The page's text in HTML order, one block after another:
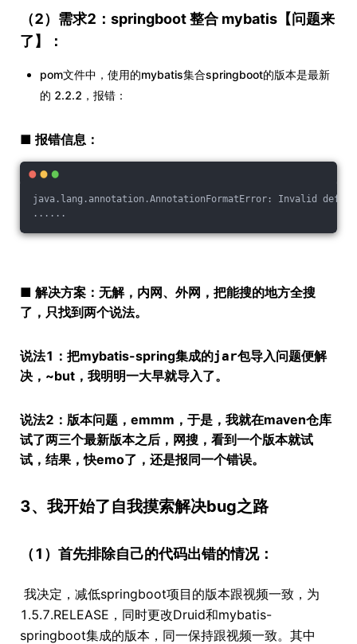
（2）需求2：springboot 整合 mybatis【问题来
了 】：
pom文件中，使用的mybatis集合springboot的版本是最新
的 2.2.2，报错：
■ 报错信息：
java.lang.annotation.AnnotationFormatError: Invalid
......
■ 解决方案： 无解，内网、外网，把能搜的地方全搜
了，只找到两个说法。
说法1：把mybatis-spring集成的jar包导入问题便解
决，~but，我明明一大早就导入了。
说法2： 版本问题 ，emmm，于是，我就在maven仓库
试了两三个最新版本之后，网搜，看到一个版本就试
试，结果，快emo了，还是报同一个错误。
3、我开始了自我摸索解决bug之路
（1）首先排除自己的代码出错的情况：
​ 我决定，减低springboot项目的版本跟视频一致，为
1.5.7.RELEASE，同时更改Druid和mybatis-
springboot集成的版本，同一保持跟视频一致。其中